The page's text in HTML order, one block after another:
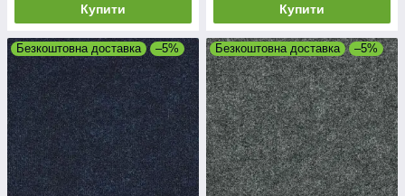
Купити Купити
Безкоштовна доставка –5% Безкоштовна доставка –5%